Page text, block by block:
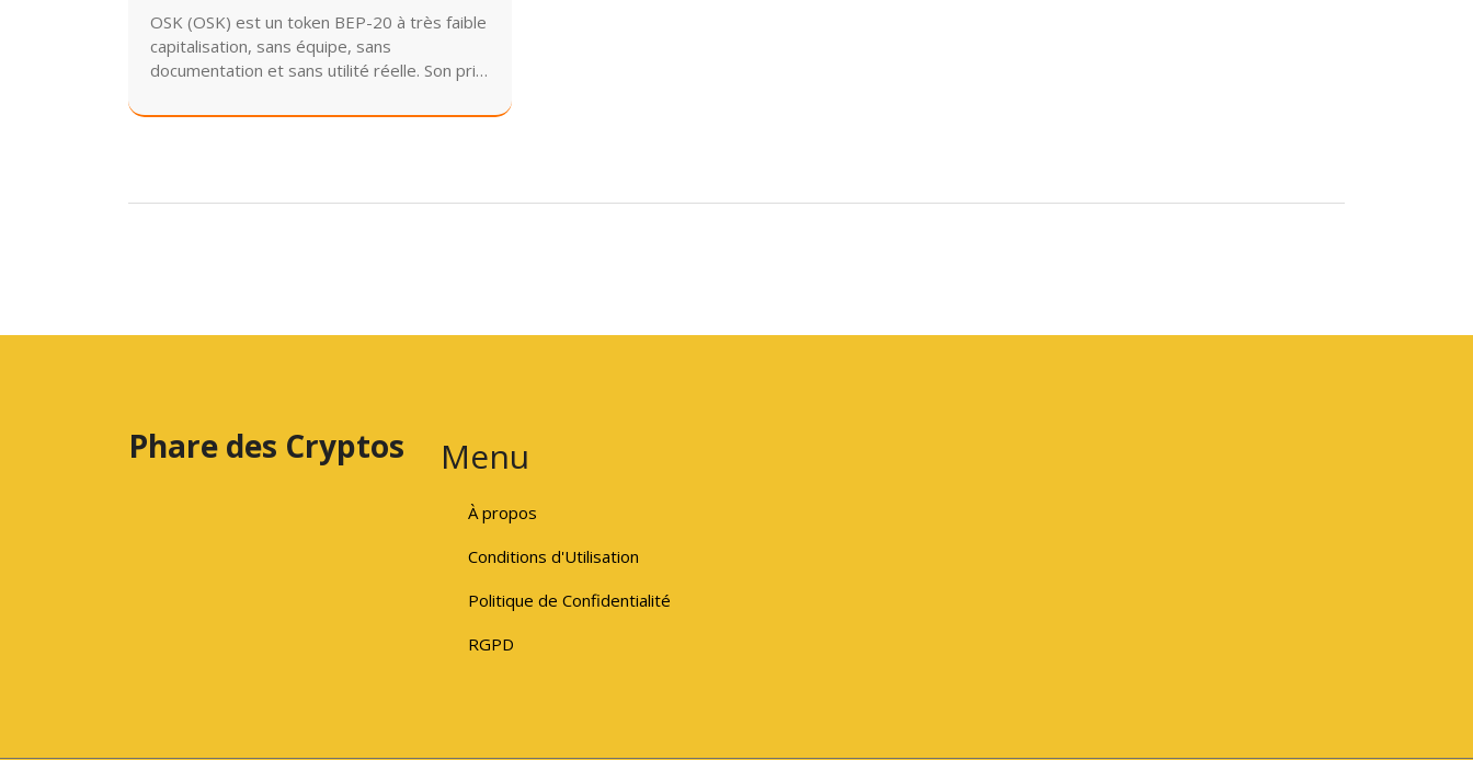
OSK (OSK) est un token BEP-20 à très faible
capitalisation, sans équipe, sans
documentation et sans utilité réelle. Son prix
représente un risque élevé pour les
Phare des Cryptos Menu
À propos
Conditions d'Utilisation
Politique de Confidentialité
RGPD